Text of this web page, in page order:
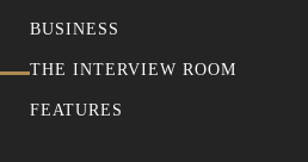
BUSINESS
THE INTERVIEW ROOM
FEATURES